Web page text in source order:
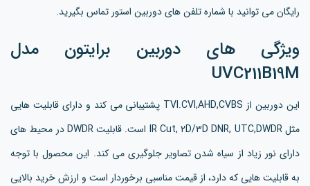
رایگان می توانید با شماره تلفن های دوربین استور تماس بگیرید.
ویژگی های دوربین برایتون مدل
UVC211B19M
این دوربین از TVI.CVI,AHD,CVBS پشتیبانی می کند و دارای قابلیت هایی
مثل IR Cut, 2D/3D DNR, UTC,DWDR است. قابلیت DWDR در محیط های
دارای نور زیاد از سیاه شدن تصاویر جلوگیری می کند. این محصول با توجه
به قابلیت هایی که دارد، از قیمت مناسبی برخوردار است و ارزش خرید بالایی